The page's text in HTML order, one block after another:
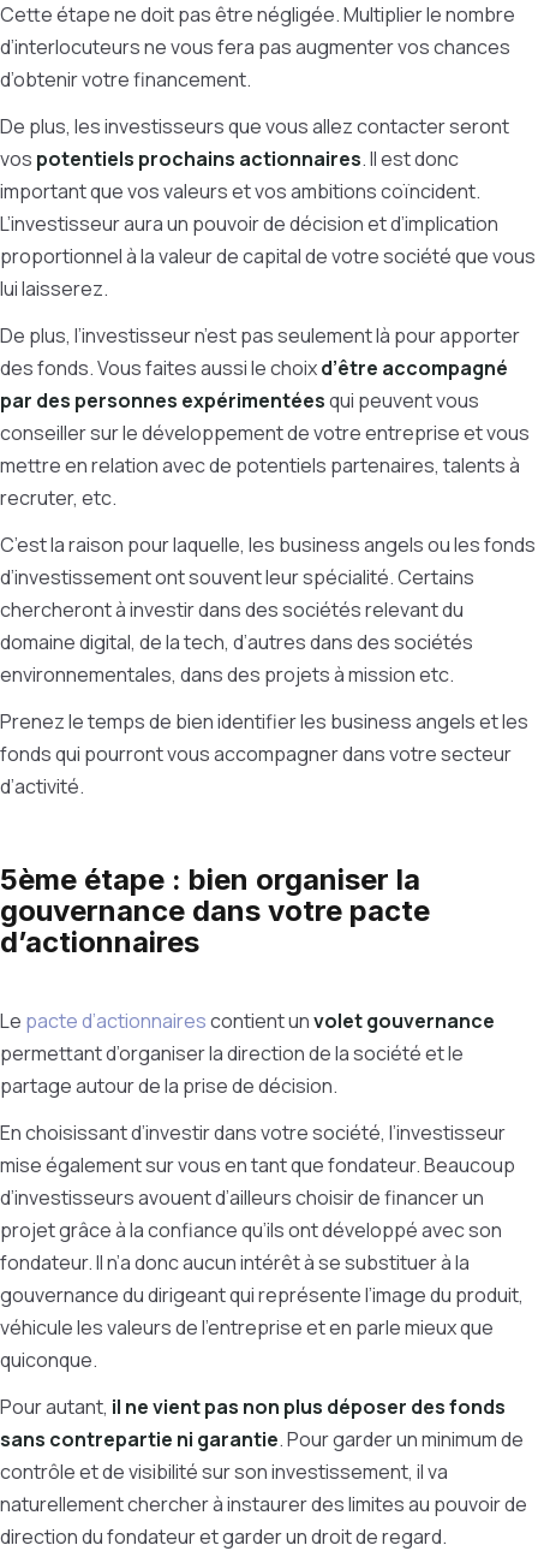
Cette étape ne doit pas être négligée. Multiplier le nombre
d’interlocuteurs ne vous fera pas augmenter vos chances
d’obtenir votre financement.
De plus, les investisseurs que vous allez contacter seront
vos potentiels prochains actionnaires. Il est donc
important que vos valeurs et vos ambitions coïncident.
L’investisseur aura un pouvoir de décision et d’implication
proportionnel à la valeur de capital de votre société que vous
lui laisserez.
De plus, l’investisseur n’est pas seulement là pour apporter
des fonds. Vous faites aussi le choixd’être accompagné
par des personnes expérimentéesqui peuvent vous
conseiller sur le développement de votre entreprise et vous
mettre en relation avec de potentiels partenaires, talents à
recruter, etc.
C’est la raison pour laquelle, les business angels ou les fonds
d’investissement ont souvent leur spécialité. Certains
chercheront à investir dans des sociétés relevant du
domaine digital, de la tech, d’autres dans des sociétés
environnementales, dans des projets à mission etc.
Prenez le temps de bien identifier les business angels et les
fonds qui pourront vous accompagner dans votre secteur
d’activité.
5ème étape : bien organiser la
gouvernance dans votre pacte
d’actionnaires
Le pacte d’actionnairescontient unvolet gouvernance
permettant d’organiser la direction de la société et le
partage autour de la prise de décision.
En choisissant d’investir dans votre société, l’investisseur
mise également sur vous en tant que fondateur. Beaucoup
d’investisseurs avouent d’ailleurs choisir de financer un
projet grâce à la confiance qu’ils ont développé avec son
fondateur. Il n’a donc aucun intérêt à se substituer à la
gouvernance du dirigeant qui représente l’image du produit,
véhicule les valeurs de l’entreprise et en parle mieux que
quiconque.
Pour autant, il ne vient pas non plus déposer des fonds
sans contrepartie ni garantie. Pour garder un minimum de
contrôle et de visibilité sur son investissement, il va
naturellement chercher à instaurer des limites au pouvoir de
direction du fondateur et garder un droit de regard.